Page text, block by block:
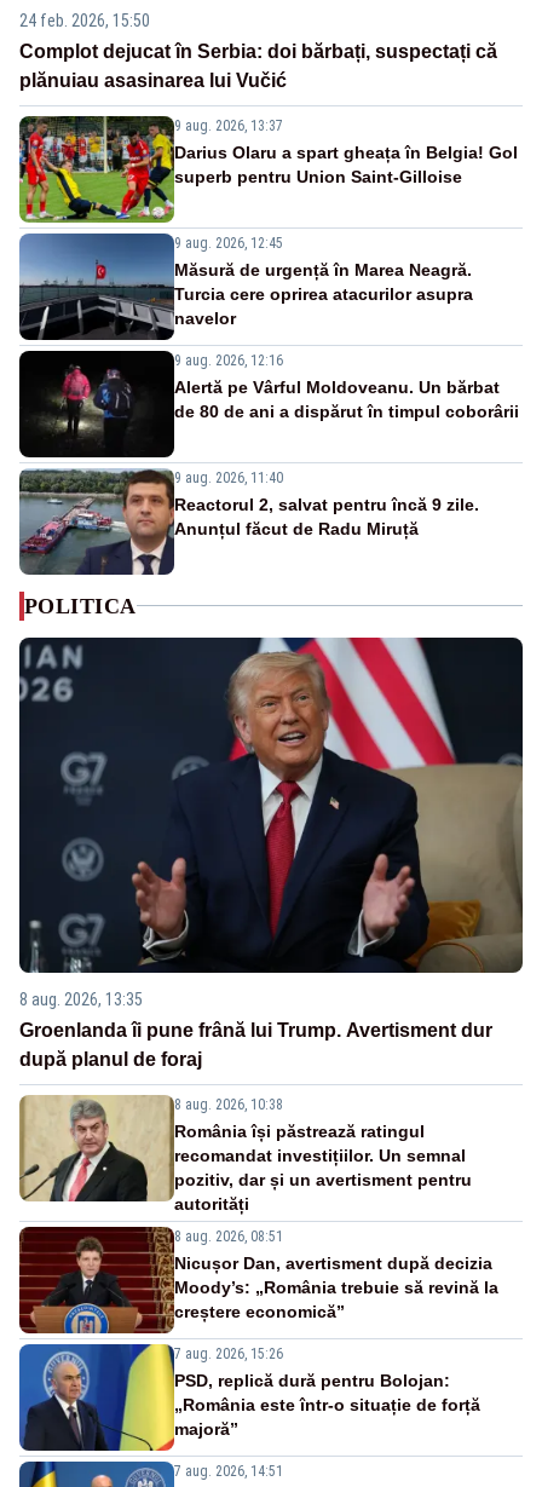
24 feb. 2026, 15:50
Complot dejucat în Serbia: doi bărbați, suspectați că
plănuiau asasinarea lui Vučić
9 aug. 2026, 13:37
Darius Olaru a spart gheața în Belgia! Gol
superb pentru Union Saint-Gilloise
9 aug. 2026, 12:45
Măsură de urgență în Marea Neagră.
Turcia cere oprirea atacurilor asupra
navelor
9 aug. 2026, 12:16
Alertă pe Vârful Moldoveanu. Un bărbat
de 80 de ani a dispărut în timpul coborârii
9 aug. 2026, 11:40
Reactorul 2, salvat pentru încă 9 zile.
Anunțul făcut de Radu Miruță
POLITICA
8 aug. 2026, 13:35
Groenlanda îi pune frână lui Trump. Avertisment dur
după planul de foraj
8 aug. 2026, 10:38
România își păstrează ratingul
recomandat investițiilor. Un semnal
pozitiv, dar și un avertisment pentru
autorități
8 aug. 2026, 08:51
Nicușor Dan, avertisment după decizia
Moody’s: „România trebuie să revină la
creștere economică”
7 aug. 2026, 15:26
PSD, replică dură pentru Bolojan:
„România este într-o situație de forță
majoră”
7 aug. 2026, 14:51